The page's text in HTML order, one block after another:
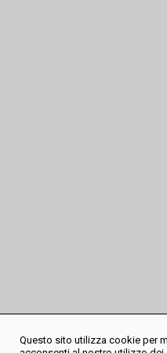
Questo sito utilizza cookie per